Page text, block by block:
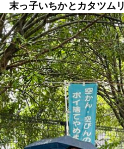
末っ子いちかとカタツムリ